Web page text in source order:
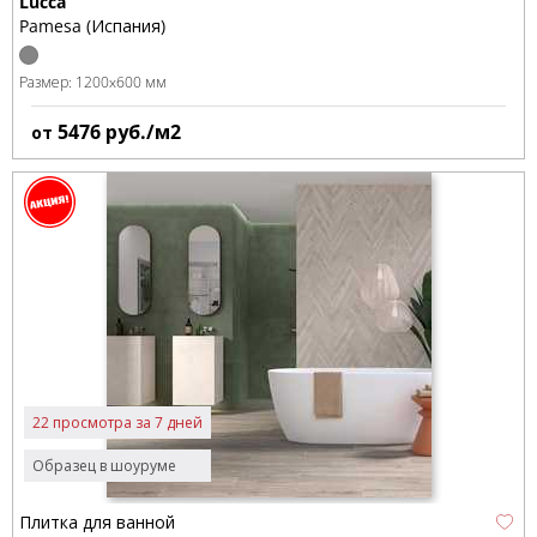
Pamesa (Испания)
Размер: 1200x600 мм
от 5476 руб./м2
Образец в шоуруме
22 просмотра за 7 дней
Плитка для ванной